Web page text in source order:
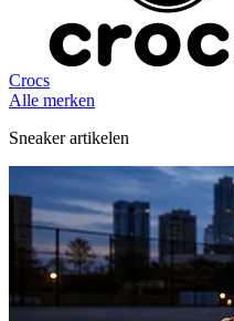
Crocs
Alle merken
Sneaker artikelen